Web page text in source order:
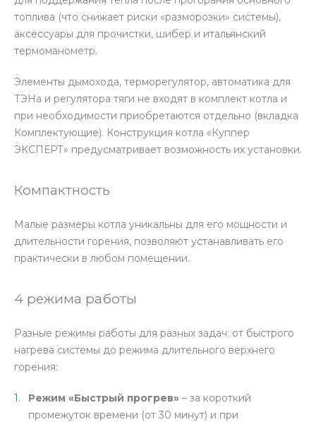
топлива (что снижает риски «разморозки» системы),
аксессуары для прочистки, шибер и итальянский
термоманометр.
Элементы дымохода, терморегулятор, автоматика для
ТЭНа и регулятора тяги не входят в комплект котла и
при необходимости приобретаются отдельно (вкладка
Комплектующие). Конструкция котла «Куппер
ЭКСПЕРТ» предусматривает возможность их установки.
Компактность
Малые размеры котла уникальны для его мощности и
длительности горения, позволяют устанавливать его
практически в любом помещении.
4 режима работы
Разные режимы работы для разных задач: от быстрого
нагрева системы до режима длительного верхнего
горения:
Режим «Быстрый прогрев» – за короткий
промежуток времени (от 30 минут) и при